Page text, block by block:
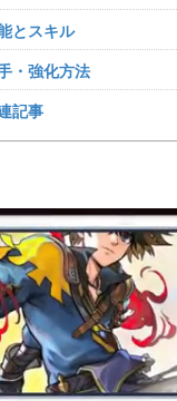
とスキル
・強化方法
記事